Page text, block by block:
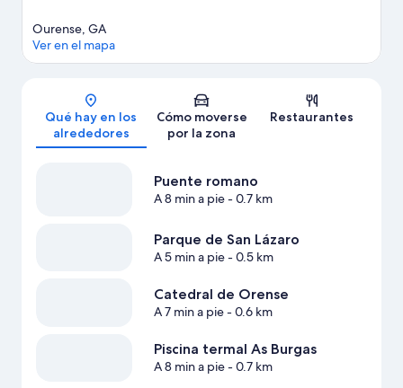
Mapa
Ourense, GA
Ver en el mapa
Qué hay en los
alrededores
Cómo moverse
por la zona
Restaurantes
Puente romano
A 8 min a pie- 0.7 km
Parque de San Lázaro
A 5 min a pie- 0.5 km
Catedral de Orense
A 7 min a pie- 0.6 km
Piscina termal As Burgas
A 8 min a pie- 0.7 km